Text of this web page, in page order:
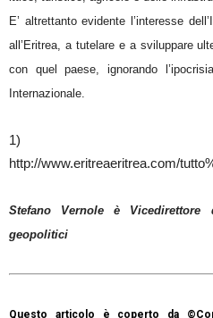
E’ altrettanto evidente l’interesse
all’Eritrea, a tutelare e a sviluppare
con quel paese, ignorando
Internazionale.
1)
http://www.eritreaeritrea.com/
Stefano Vernole è
geopolitici
Questo articolo è coperto da